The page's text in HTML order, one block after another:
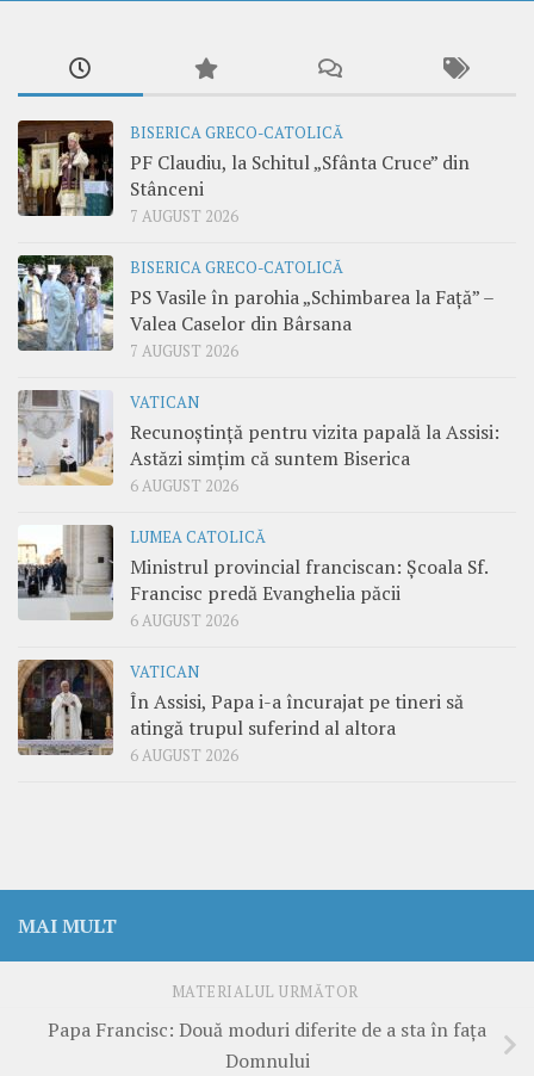
BISERICA GRECO-CATOLICĂ
PF Claudiu, la Schitul „Sfânta Cruce” din
Stânceni
7 AUGUST 2026
BISERICA GRECO-CATOLICĂ
PS Vasile în parohia „Schimbarea la Față” –
Valea Caselor din Bârsana
7 AUGUST 2026
VATICAN
Recunoștință pentru vizita papală la Assisi:
Astăzi simțim că suntem Biserica
6 AUGUST 2026
LUMEA CATOLICĂ
Ministrul provincial franciscan: Școala Sf.
Francisc predă Evanghelia păcii
6 AUGUST 2026
VATICAN
În Assisi, Papa i-a încurajat pe tineri să
atingă trupul suferind al altora
6 AUGUST 2026
MAI MULT
MATERIALUL URMĂTOR
Papa Francisc: Două moduri diferite de a sta în fața
Domnului